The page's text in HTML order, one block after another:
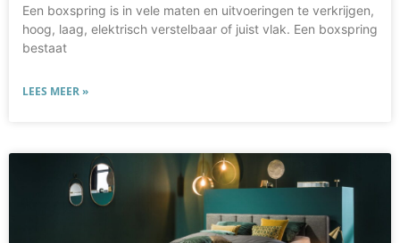
Een boxspring is in vele maten en uitvoeringen te verkrijgen,
hoog, laag, elektrisch verstelbaar of juist vlak. Een boxspring
bestaat
LEES MEER »